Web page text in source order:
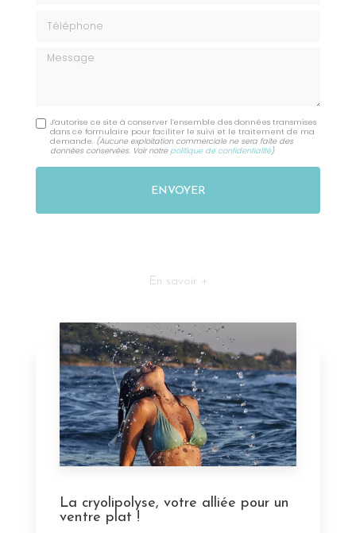
Message
J'autorise ce site à conserver l'ensemble des données transmises
dans ce formulaire pour faciliter le suivi et le traitement de ma
demande. (Aucune exploitation commerciale ne sera faite des
données conservées. Voir notre politique de confidentialité)
En savoir +
La cryolipolyse, votre alliée pour un
ventre plat !